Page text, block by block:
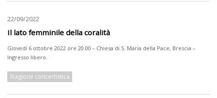
22/09/2022
Il lato femminile della coralità
Giovedì 6 ottobre 2022 ore 20.00 – Chiesa di S. Maria della Pace, Brescia –
Ingresso libero.
Stagione concertistica